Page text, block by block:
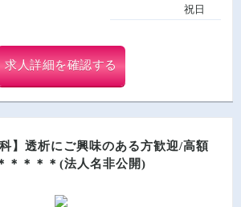
祝日
求人詳細を確認する
】透析にご興味のある方歓迎/高額
＊＊＊＊(法人名非公開)